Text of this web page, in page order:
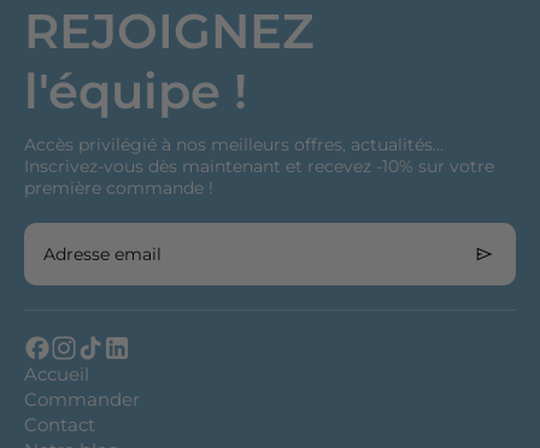
REJOIGNEZ
l'équipe !
Accès privilégié à nos meilleurs offres, actualités...
Inscrivez-vous dès maintenant et recevez -10% sur votre
première commande !
Adresse email
Accueil
Commander
Contact